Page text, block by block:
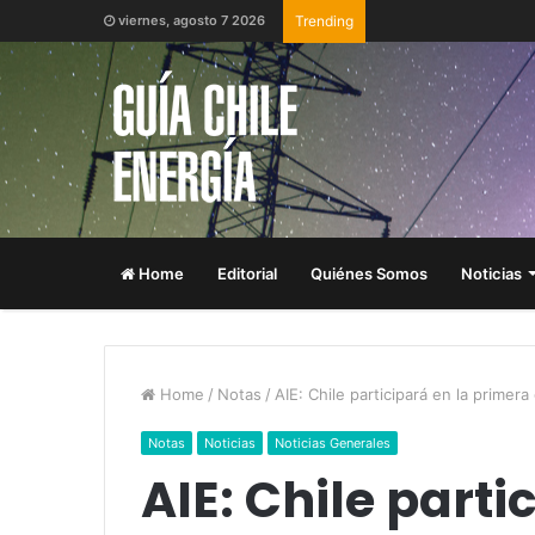
viernes, agosto 7 2026 Trending
Home Editorial Quiénes Somos Noticias
Home / Notas / AIE: Chile participará en la
Notas Noticias Noticias Generales
AIE: Chile